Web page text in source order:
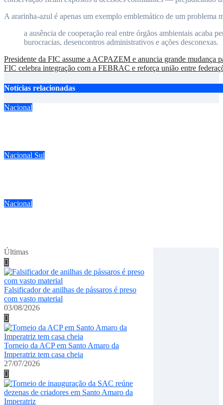
A ararinha-azul é apenas um exemplo emblemático de um problema
a ausência de cooperação real entre órgãos ambientais acaba
burocracias, desencontros administrativos e ações desconexas.
Navegação
de
Post
Presidente da FIC assume a ACPAZEM e anuncia grande mudança
FIC celebra integração com a FEBRAC e reforça união entre
Notícias relacionadas
Nacional
Nacional Sul
Nacional
Últimas
Falsificador de anilhas de pássaros é preso
com vasto material
03/08/2026
Torneio da ACP em Santo Amaro da
Imperatriz tem casa cheia
27/07/2026